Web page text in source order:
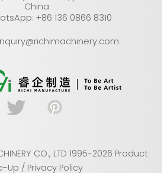
China
+86 136 0866 8310
CO., LTD 1995-2026 Product
Up / Privacy Policy